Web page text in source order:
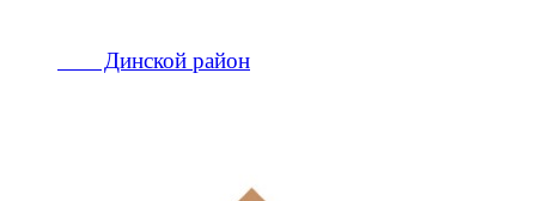
Динской район